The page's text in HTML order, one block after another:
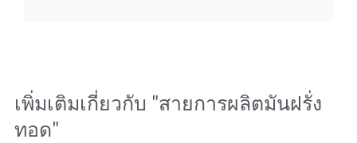
เพิ่มเติมเกี่ยวกับ "สายการผลิตมันฝรั่ง
ทอด"